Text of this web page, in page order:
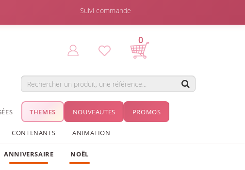
Suivi commande
0
THEMES NOUVEAUTES PROMOS
CONTENANTS ANIMATION
ANNIVERSAIRE NOËL